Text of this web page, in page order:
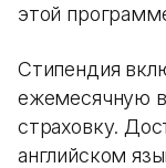
этой
Стипендия
ежемесячную
страховку.
английском